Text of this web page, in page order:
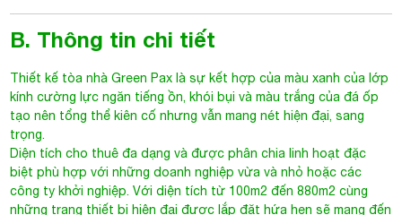
B. Thông tin chi tiết
Thiết kế tòa nhàGreen Paxlà sự kết hợp của màu xanh của lớp
kính cường lực ngăn tiếng ồn, khói bụi và màu trắng của đá ốp
tạo nên tổng thể kiên cố nhưng vẫn mang nét hiện đại, sang
trọng.
Diện tích cho thuê đa dạng và được phân chia linh hoạt đặc
biệt phù hợp với những doanh nghiệp vừa và nhỏ hoặc các
công ty khởi nghiệp. Với diện tích từ 100m2 đến 880m2 cùng
những trang thiết bị hiện đại được lắp đặt hứa hẹn sẽ mang đến